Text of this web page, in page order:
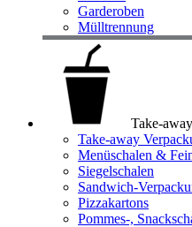
Garderoben
Mülltrennung
Take-
Take-away
Menüschalen &
Siegelschalen
Sandwich-
Pizzakartons
Pommes-,